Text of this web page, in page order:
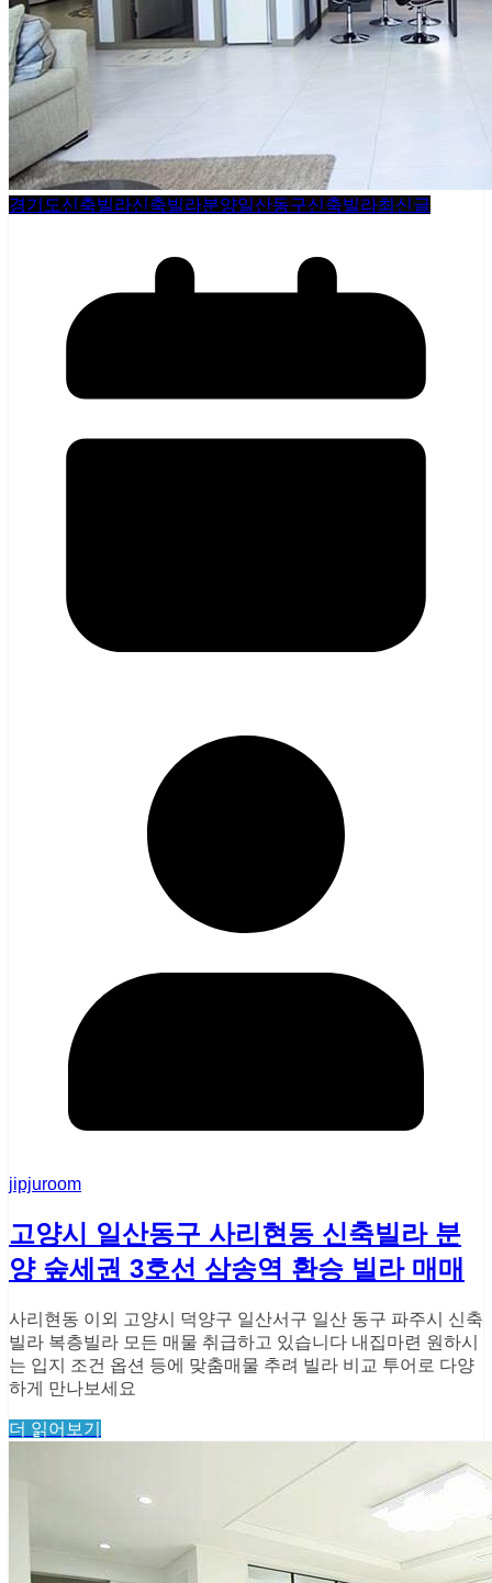
경기도신축빌라신축빌라분양일산동구신축빌라최신글
jipjuroom
고양시 일산동구 사리현동 신축빌라 분
양 숲세권 3호선 삼송역 환승 빌라 매매
사리현동 이외 고양시 덕양구 일산서구 일산 동구 파주시 신축
빌라 복층빌라 모든 매물 취급하고 있습니다 내집마련 원하시
는 입지 조건 옵션 등에 맞춤매물 추려 빌라 비교 투어로 다양
하게 만나보세요
더 읽어보기